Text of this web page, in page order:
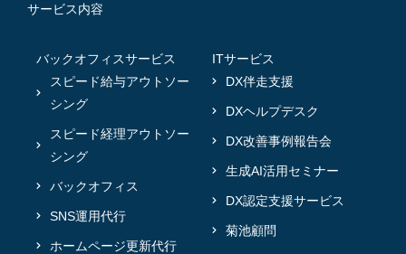
サービス内容
バックオフィスサービス
スピード給与アウトソー
シング
スピード経理アウトソー
シング
バックオフィス
SNS運用代行
ホームページ更新代行
ITサービス
DX伴走支援
DXヘルプデスク
DX改善事例報告会
生成AI活用セミナー
DX認定支援サービス
菊池顧問